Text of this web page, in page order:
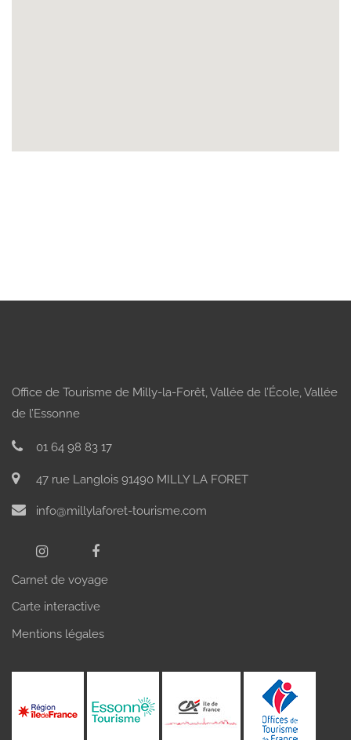
Office de Tourisme de Milly-la-Forêt, Vallée de l’École, Vallée
de l’Essonne
01 64 98 83 17
47 rue Langlois 91490 MILLY LA FORET
info@millylaforet-tourisme.com
Carnet de voyage
Carte interactive
Mentions légales